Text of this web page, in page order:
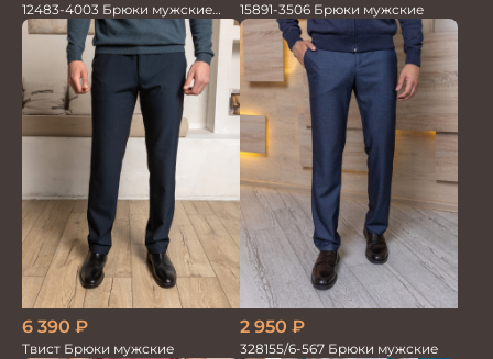
12483-4003 Брюки мужские
серо-голубые
15891-3506 Брюки мужские
6 390 ₽
Твист Брюки мужские
2 950 ₽
328155/6-567 Брюки мужские